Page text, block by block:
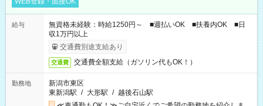
給与
無資格未経験：時給1250円～ ■週払いOK ■扶養内OK ■日
収1万円以上
交通費別途支給あり
交通費 交通費全額支給（ガソリン代もOK！）
勤務地
新潟市東区
東新潟駅 / 大形駅 / 越後石山駅